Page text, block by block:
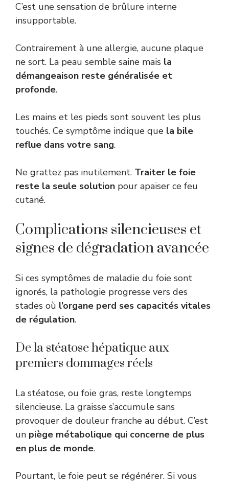
C’est une sensation de brûlure interne
insupportable.
Contrairement à une allergie, aucune plaque
ne sort. La peau semble saine mais la
démangeaison reste généralisée et
profonde.
Les mains et les pieds sont souvent les plus
touchés. Ce symptôme indique que la bile
reflue dans votre sang.
Ne grattez pas inutilement. Traiter le foie
reste la seule solution pour apaiser ce feu
cutané.
Complications silencieuses et
signes de dégradation avancée
Si ces symptômes de maladie du foie sont
ignorés, la pathologie progresse vers des
stades où l’organe perd ses capacités vitales
de régulation.
De la stéatose hépatique aux
premiers dommages réels
La stéatose, ou foie gras, reste longtemps
silencieuse. La graisse s’accumule sans
provoquer de douleur franche au début. C’est
un piège métabolique qui concerne de plus
en plus de monde.
Pourtant, le foie peut se régénérer. Si vous